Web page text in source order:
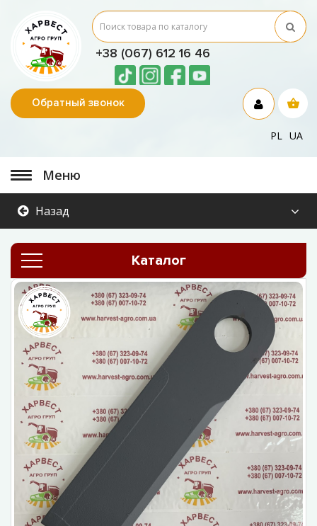
+38 (067) 612 16 46
Обратный звонок
PL UA
Меню
Назад
Каталог
Хит продаж